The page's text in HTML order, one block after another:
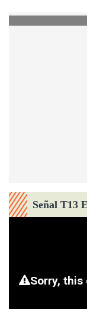
Señal T13